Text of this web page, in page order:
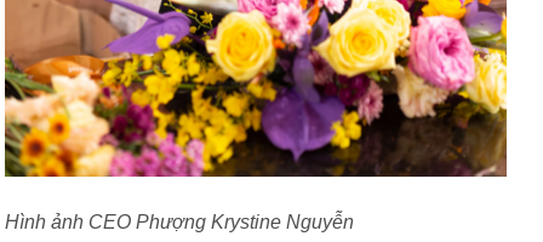
Hình ảnh CEO Phượng Krystine Nguyễn